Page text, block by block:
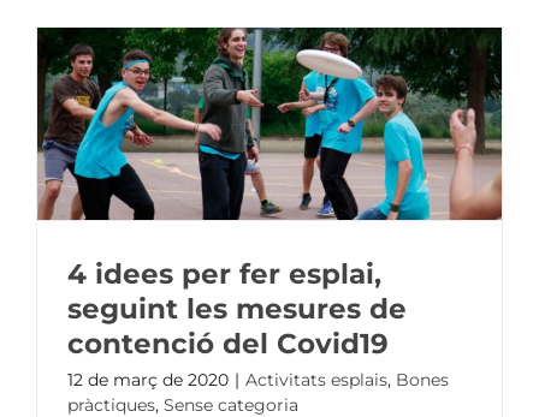
4 idees per fer esplai,
seguint les mesures de
contenció del Covid19
12 de març de 2020 | Activitats esplais, Bones
pràctiques, Sense categoria